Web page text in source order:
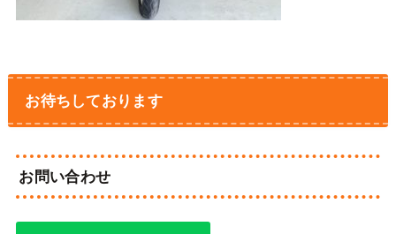
お待ちしております
お問い合わせ